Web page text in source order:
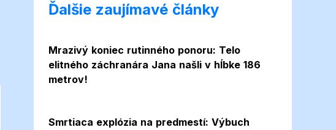
Ďalšie zaujímavé články
Mrazivý koniec rutinného ponoru: Telo
elitného záchranára Jana našli v hĺbke 186
metrov!
Smrtiaca explózia na predmestí: Výbuch